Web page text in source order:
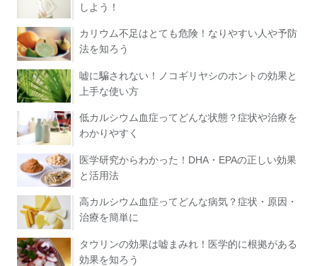
しよう！
カリウム不足はとても危険！なりやすい人や予防
法を知ろう
嘘に騙されない！ノコギリヤシのホントの効果と
上手な使い方
低カルシウム血症ってどんな状態？症状や治療を
わかりやすく
医学研究からわかった！DHA・EPAの正しい効果
と活用法
高カルシウム血症ってどんな病気？症状・原因・
治療を簡単に
タウリンの効果は嘘まみれ！医学的に根拠がある
効果を知ろう